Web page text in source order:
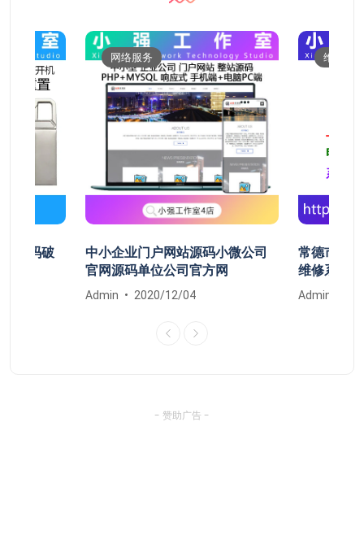
密码破
网络服务
中小企业门户网站源码小微公司
官网源码单位公司官方网
Admin 2020/12/04
维修服
常德市鼎
维修系统
Admin
- 赞助广告 -